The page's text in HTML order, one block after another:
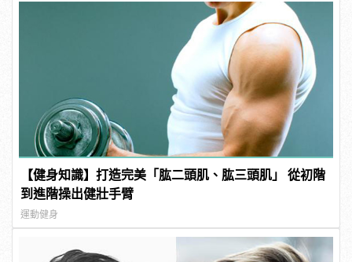
【健身知識】打造完美「肱二頭肌、肱三頭肌」 從初階
到進階操出健壯手臂
運動健身